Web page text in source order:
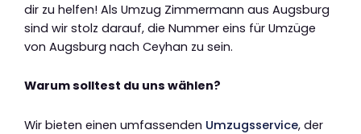
dir zu helfen! Als Umzug Zimmermann aus Augsburg
sind wir stolz darauf, die Nummer eins für Umzüge
von Augsburg nach Ceyhan zu sein.
Warum solltest du uns wählen?
Wir bieten einen umfassenden Umzugsservice, der